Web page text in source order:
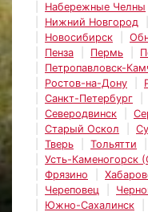
Набережные Челны
Нижний Новгород
Новосибирск
Пенза
Пермь
Петропавловск-
Ростов-на-Дону
Санкт-Петербург
Северодвинск
Старый Оскол
Тверь
Тольятти
Усть-Каменогорск
Фрязино
Череповец
Южно-Сахалинск